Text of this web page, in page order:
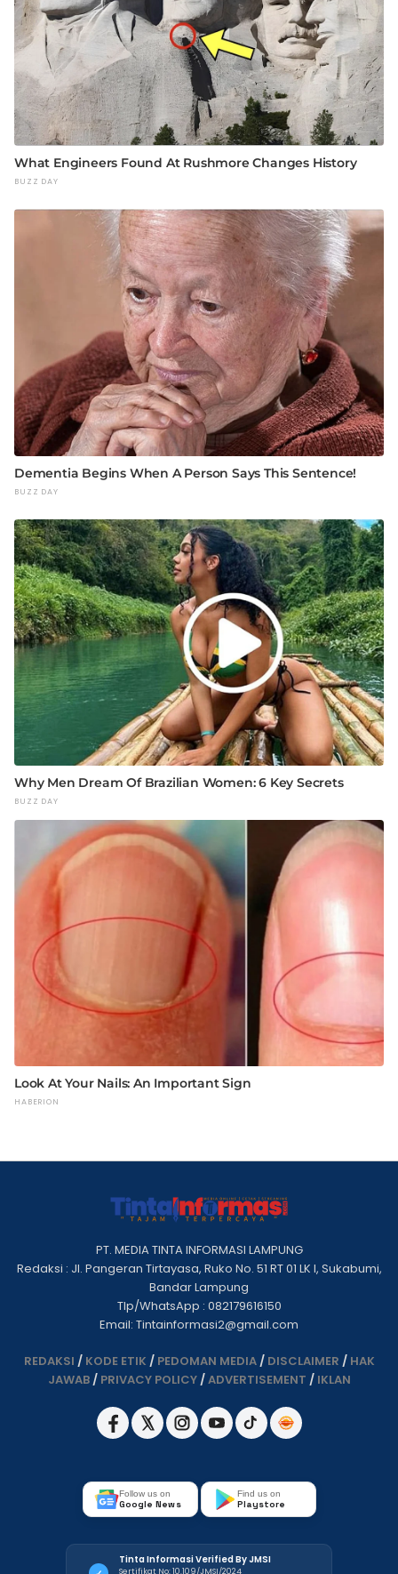
PT. MEDIA TINTA INFORMASI LAMPUNG
Redaksi : Jl. Pangeran Tirtayasa, Ruko No. 51 RT 01 LK I, Sukabumi,
Bandar Lampung
Tlp/WhatsApp : 082179616150
Email: Tintainformasi2@gmail.com
REDAKSI / KODE ETIK / PEDOMAN MEDIA/ DISCLAIMER / HAK
JAWAB/ PRIVACY POLICY/ADVERTISEMENT / IKLAN
Follow us on
Google News
Find us on
Playstore
Tinta Informasi Verified By JMSI
Sertifikat No: 10.109/JMSI/2024